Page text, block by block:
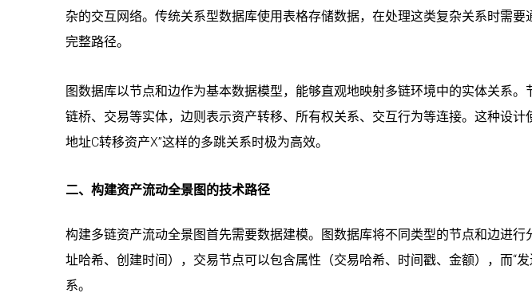
杂的交互网络。传统关系型数据库使用表格存储数据，在处理这类复杂关系时需
完整路径。
图数据库以节点和边作为基本数据模型，能够直观地映射多链环境中的实体关系
链桥、交易等实体，边则表示资产转移、所有权关系、交互行为等连接。这种设计
地址C转移资产X”这样的多跳关系时极为高效。
二、构建资产流动全景图的技术路径
构建多链资产流动全景图首先需要数据建模。图数据库将不同类型的节点和边进
址哈希、创建时间），交易节点可以包含属性（交易哈希、时间戳、金额），而“发
系。